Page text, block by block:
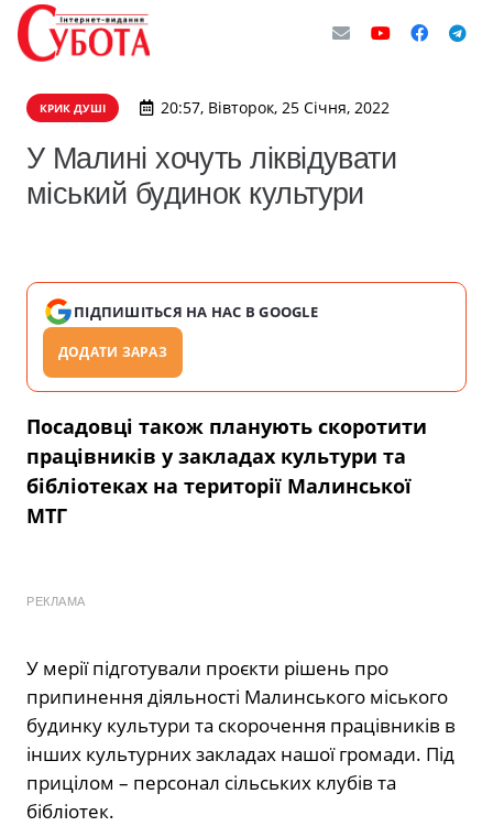
КРИК ДУШІ 20:57, Вівторок, 25 Січня, 2022
У Малині хочуть ліквідувати
міський будинок культури
ПІДПИШІТЬСЯ НА НАС В GOOGLE
ДОДАТИ ЗАРАЗ
Посадовці також планують скоротити
працівників у закладах культури та
бібліотеках на території Малинської
МТГ
РЕКЛАМА
У мерії підготували проєкти рішень про
припинення діяльності Малинського міського
будинку культури та скорочення працівників в
інших культурних закладах нашої громади. Під
прицілом – персонал сільських клубів та
бібліотек.